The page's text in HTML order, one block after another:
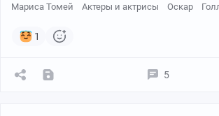
Мариса Томей Актеры и актрисы Оскар
1
5